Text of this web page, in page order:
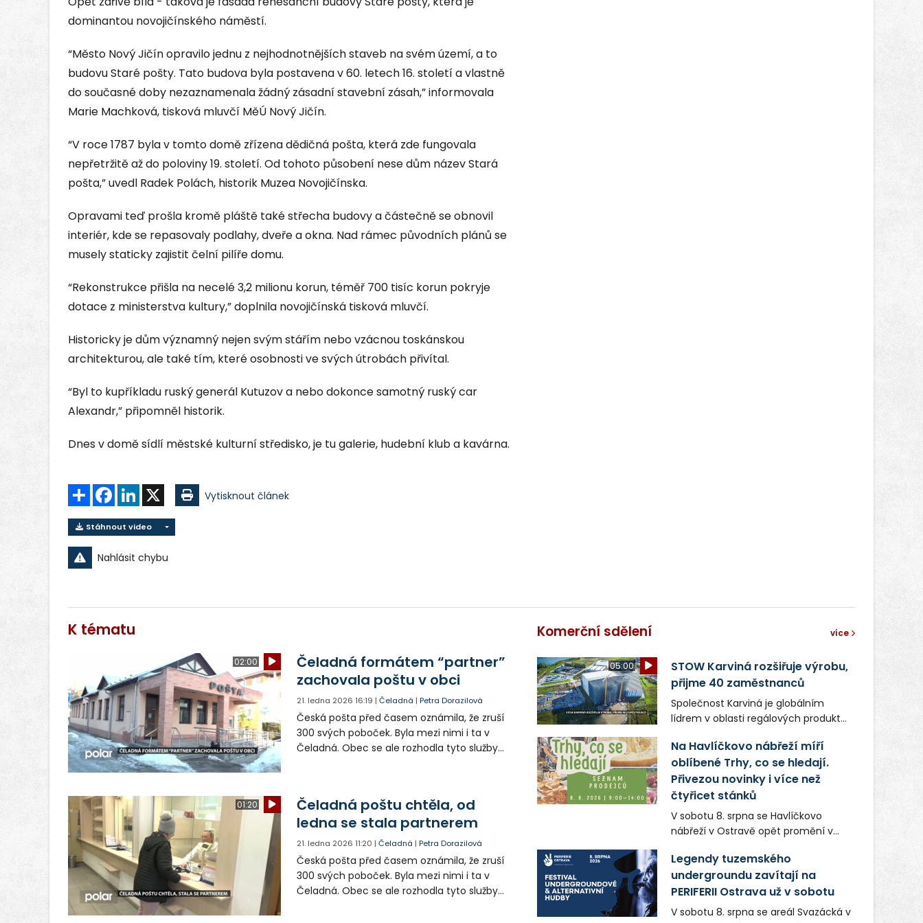
dominantou novojičínského náměstí.
“Město Nový Jičín opravilo jednu z nejhodnotnějších staveb na svém území, a to
budovu Staré pošty. Tato budova byla postavena v 60. letech 16. století a vlastně
do současné doby nezaznamenala žádný zásadní stavební zásah,” informovala
Marie Machková, tisková mluvčí MěÚ Nový Jičín.
“V roce 1787 byla v tomto domě zřízena dědičná pošta, která zde fungovala
nepřetržitě až do poloviny 19. století. Od tohoto působení nese dům název Stará
pošta,” uvedl Radek Polách, historik Muzea Novojičínska.
Opravami teď prošla kromě pláště také střecha budovy a částečně se obnovil
interiér, kde se repasovaly podlahy, dveře a okna. Nad rámec původních plánů se
musely staticky zajistit čelní pilíře domu.
“Rekonstrukce přišla na necelé 3,2 milionu korun, téměř 700 tisíc korun pokryje
dotace z ministerstva kultury,” doplnila novojičínská tisková mluvčí.
Historicky je dům významný nejen svým stářím nebo vzácnou toskánskou
architekturou, ale také tím, které osobnosti ve svých útrobách přivítal.
“Byl to kupříkladu ruský generál Kutuzov a nebo dokonce samotný ruský car
Alexandr,” připomněl historik.
Dnes v domě sídlí městské kulturní středisko, je tu galerie, hudební klub a kavárna.
Sdílet FacebookLinkedIn Vytisknout článek
Stáhnout video
Nahlásit chybu
K tématu
02:00
Čeladná formátem “partner”
zachovala poštu v obci
21. ledna 2026 16:19 |Čeladná |Petra Dorazilová
Česká pošta před časem oznámila, že zruší
300 svých poboček. Byla mezi nimi i ta v
Čeladná. Obec se ale rozhodla tyto služby
01:20
Čeladná poštu chtěla, od
ledna se stala partnerem
21. ledna 2026 11:20 |Čeladná |Petra Dorazilová
Česká pošta před časem oznámila, že zruší
300 svých poboček. Byla mezi nimi i ta v
Čeladná. Obec se ale rozhodla tyto služby
Komerční sdělení více
05:00
STOW Karviná rozšiřuje výrobu,
přijme 40 zaměstnanců
Společnost Karviná je globálním
lídrem v oblasti regálových produktů
zaměstnavatelem na Karvinsku a
firmou s obrovským potenciálem.
Na Havlíčkovo nábřeží míří
oblíbené Trhy, co se hledají.
Přivezou novinky i více než
čtyřicet stánků
V sobotu 8. srpna se Havlíčkovo
nábřeží v Ostravě opět promění v
lokálních výrobků. Trhy, co se hledají
tentokrát nabídnou více než čtyřicet
pečlivě vybraných stánků s kvalitní
gastronomií, farmářskými produkty,
Legendy tuzemského
undergroundu zavítají na
PERIFERII Ostrava už v sobotu
V sobotu 8. srpna se areál Svazácká v